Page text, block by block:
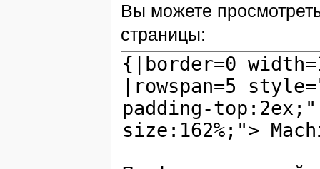
Вы можете
страницы: